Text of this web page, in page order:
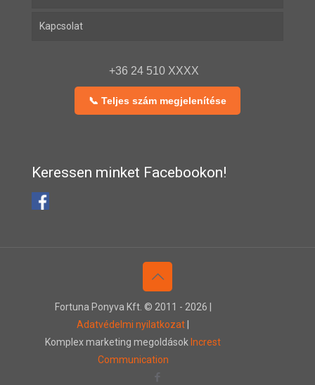
Kapcsolat
+36 24 510 XXXX
📞 Teljes szám megjelenítése
Keressen minket Facebookon!
Fortuna Ponyva Kft. © 2011 - 2026 |
Adatvédelmi nyilatkozat
Komplex marketing megoldások Increst
Communication